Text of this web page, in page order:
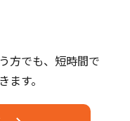
方でも、短時間で
ます。